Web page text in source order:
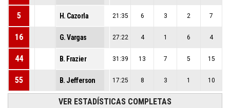
5 H. Cazorla 21:35 6 3 2 7
16 G. Vargas 27:22 4 1 6 4
44 B. Frazier 31:39 13 7 5 15
55 B. Jefferson 17:25 8 3 1 10
VER ESTADÍSTICAS COMPLETAS